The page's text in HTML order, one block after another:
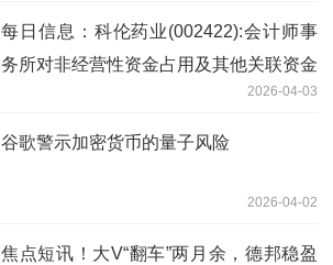
每日信息：科伦药业(002422):会计师事
务所对非经营性资金占用及其他关联资金
2026-04-03
谷歌警示加密货币的量子风险
2026-04-02
焦点短讯！大V“翻车”两月余，德邦稳盈